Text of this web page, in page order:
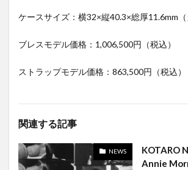
ケースサイズ：横32×縦40.3×総厚11.6mm（
ブレスモデル価格：1,006,500円（税込）
ストラップモデル価格：863,500円（税込）
関連する記事
NEWS
KOTARO
Annie